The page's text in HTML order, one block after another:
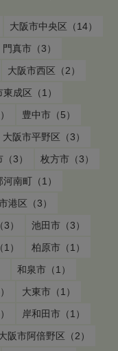
大阪市中央区（14）
門真市（3）
大阪市西区（2）
成区（1）
豊中市（5）
大阪市平野区（3）
3）
枚方市（3）
南町（1）
港区（3）
）
池田市（3）
）
柏原市（1）
和泉市（1）
大東市（1）
岸和田市（1）
阪市阿倍野区（2）